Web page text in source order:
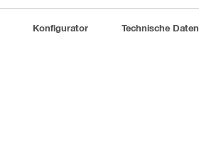
Konfigurator Technische Daten